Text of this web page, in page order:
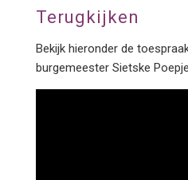
Terugkijken
Bekijk hieronder de
burgemeester Sietske